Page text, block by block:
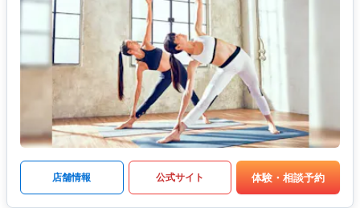
店舗情報 公式サイト 体験・相談予約